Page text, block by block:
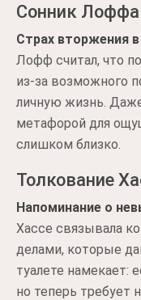
Сонник Лоффа
Страх вторжения
Лофф считал, что
из-за возможного
личную жизнь.
метафорой для
слишком близко.
Толкование
Напоминание о
Хассе связывала
делами, которые
туалете намекает:
но теперь требует